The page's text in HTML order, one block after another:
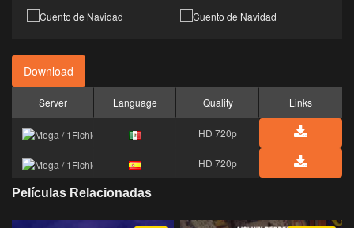
Download
Server Language Quality Links
HD 720p
HD 720p
Películas Relacionadas